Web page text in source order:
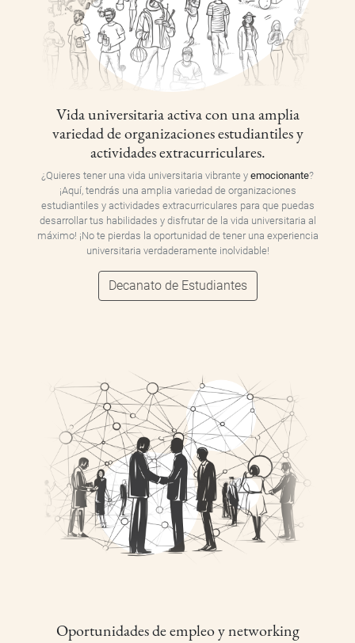
Vida universitaria activa con una amplia
variedad de organizaciones estudiantiles y
actividades extracurriculares.
¿Quieres tener una vida universitaria vibrante y emocionante?
¡Aquí, tendrás una amplia variedad de organizaciones
estudiantiles y actividades extracurriculares para que puedas
desarrollar tus habilidades y disfrutar de la vida universitaria al
máximo! ¡No te pierdas la oportunidad de tener una experiencia
universitaria verdaderamente inolvidable!
Decanato de Estudiantes
Oportunidades de empleo y networking